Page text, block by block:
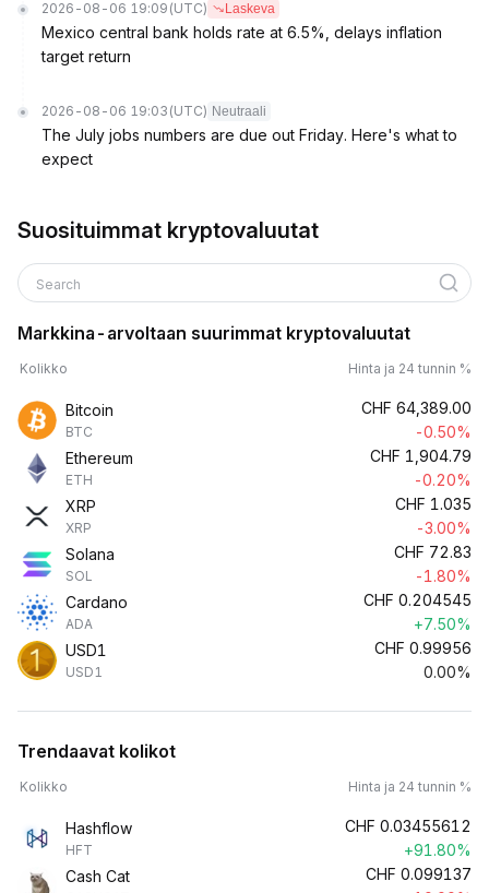
2026-08-06 19:09 (UTC) Laskeva
Mexico central bank holds rate at 6.5%, delays inflation
target return
2026-08-06 19:03 (UTC) Neutraali
The July jobs numbers are due out Friday. Here's what to
expect
Suosituimmat kryptovaluutat
Search
Markkina-arvoltaan suurimmat kryptovaluutat
Kolikko Hinta ja 24 tunnin %
Bitcoin
BTC
CHF 64,389.00
-0.50%
Ethereum
ETH
CHF 1,904.79
-0.20%
XRP
XRP
CHF 1.035
-3.00%
Solana
SOL
CHF 72.83
-1.80%
Cardano
ADA
CHF 0.204545
+7.50%
USD1
USD1
CHF 0.99956
0.00%
Trendaavat kolikot
Kolikko Hinta ja 24 tunnin %
Hashflow
HFT
CHF 0.03455612
+91.80%
Cash Cat
CHF 0.099137